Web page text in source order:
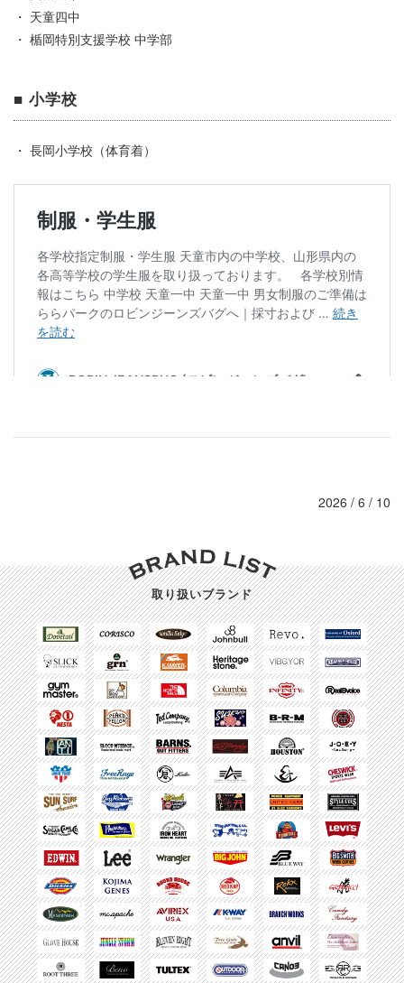
・ 天童四中
・ 楯岡特別支援学校 中学部
■ 小学校
・ 長岡小学校（体育着）
2026 / 6 / 10
取り扱いブランド